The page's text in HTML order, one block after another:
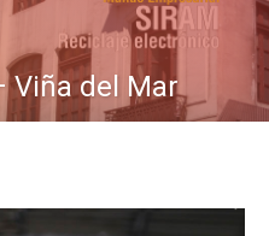
Viña del Mar